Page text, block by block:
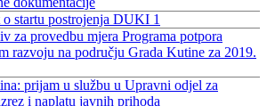
o startu postrojenja DUKI 1
za provedbu mjera Programa potpora
razvoju na području Grada Kutine za 2019.
prijam u službu u Upravni odjel za
i naplatu javnih prihoda